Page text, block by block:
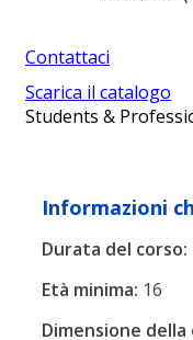
Informazioni
Durata del corso:
Età minima: 16
Dimensione della
Contattaci
Scarica il catalogo
Students &